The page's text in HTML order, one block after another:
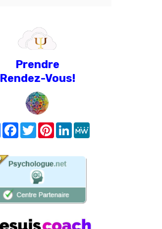
Prendre
Rendez-Vous!
Share FacebookTwitterPinterest
LinkedIn